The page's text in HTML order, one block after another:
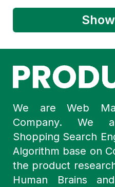
We are Web
Company. We
Shopping Search
Algorithm base on
the product
Human Brains